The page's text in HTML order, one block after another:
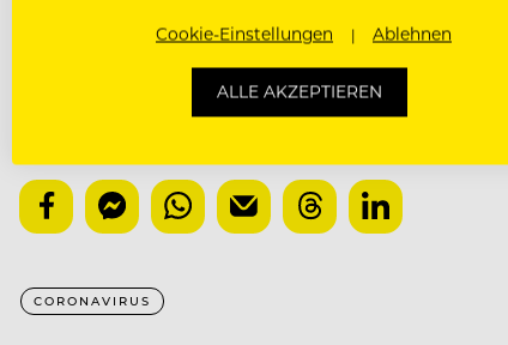
Alle aktuellen Entwicklungen gibt es im
CORONAVIRUS
Cookie-Einstellungen Ablehnen
ALLE AKZEPTIEREN